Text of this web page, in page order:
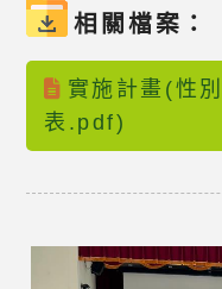
相關檔案：
實施計畫(性
表.pdf)